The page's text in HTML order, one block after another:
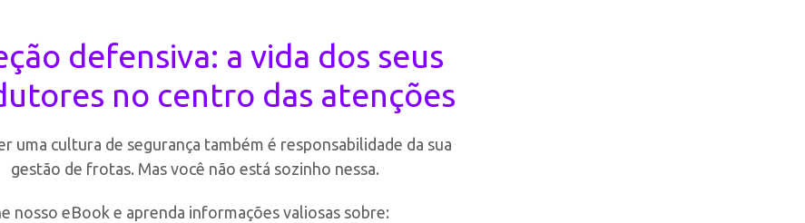
defensiva: a vida dos seus
no centro das atenções
uma cultura de segurança também é responsabilidade da sua
gestão de frotas. Mas você não está sozinho nessa.
nosso eBook e aprenda informações valiosas sobre: